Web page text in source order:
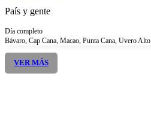
País y gente
Día completo
Bávaro, Cap Cana, Macao, Punta Cana, Uvero Alto
VER MÁS